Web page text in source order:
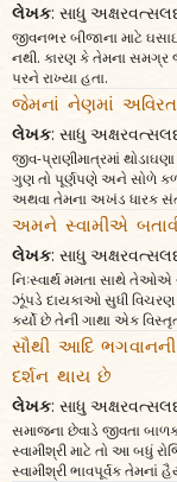
લેખક: સાધુ
જીવનભર બીજાના માટે
નથી. કારણ કે તેમના સમગ્ર
પરને રાખ્યા હતા.
જેમનાં નેણમાં
લેખક: સાધુ
જીવ-પ્રાણીમાત્રમાં
ગુણ તો પૂર્ણપણે અને સોળે
અથવા તેમના અખંડ ધારક
અમને સ્વામીએ બતાવી
લેખક: સાધુ
નિઃસ્વાર્થ મમતા સાથે તેઓએ
ઝૂંપડે દાયકાઓ સુધી
કર્યો છે તેની ગાથા એક
સૌથી આદિ
દર્શન થાય છે
લેખક: સાધુ
સમાજના છેવાડે જીવતા
સ્વામીશ્રી માટે તો આ
સ્વામીશ્રી ભાવપૂર્વક તેમનાં